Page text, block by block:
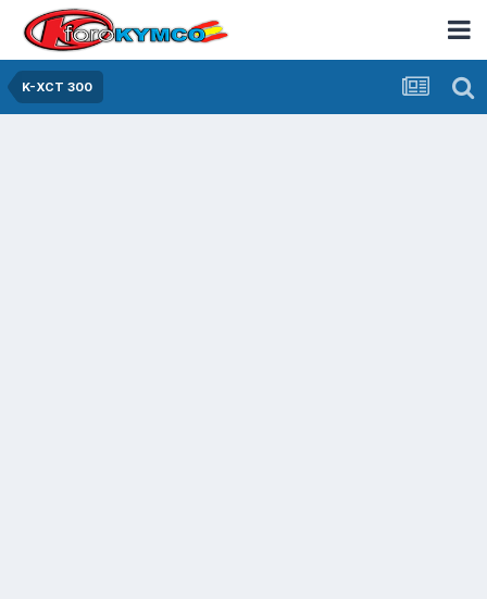
K-XCT 300